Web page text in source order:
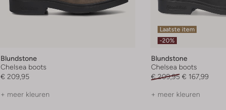
Blundstone
Chelsea boots
€ 209,95
+ meer kleuren
Laatste item
-20%
Blundstone
Chelsea boots
€ 209,95 € 167,99
+ meer kleuren